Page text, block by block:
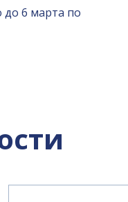
до 6 марта по